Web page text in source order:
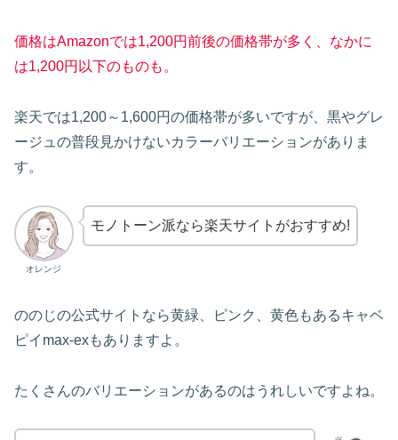
価格はAmazonでは1,200円前後の価格帯が多く、なかに
は1,200円以下のものも。
楽天では1,200～1,600円の価格帯が多いですが、黒やグレ
ージュの普段見かけないカラーバリエーションがありま
す。
オレンジ
モノトーン派なら楽天サイトがおすすめ!
ののじの公式サイトなら黄緑、ピンク、黄色もあるキャベ
ピイmax‐exもありますよ。
たくさんのバリエーションがあるのはうれしいですよね。